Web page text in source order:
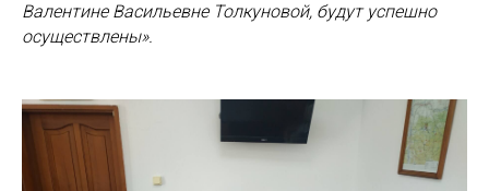
Валентине Васильевне Толкуновой, будут успешно
осуществлены».